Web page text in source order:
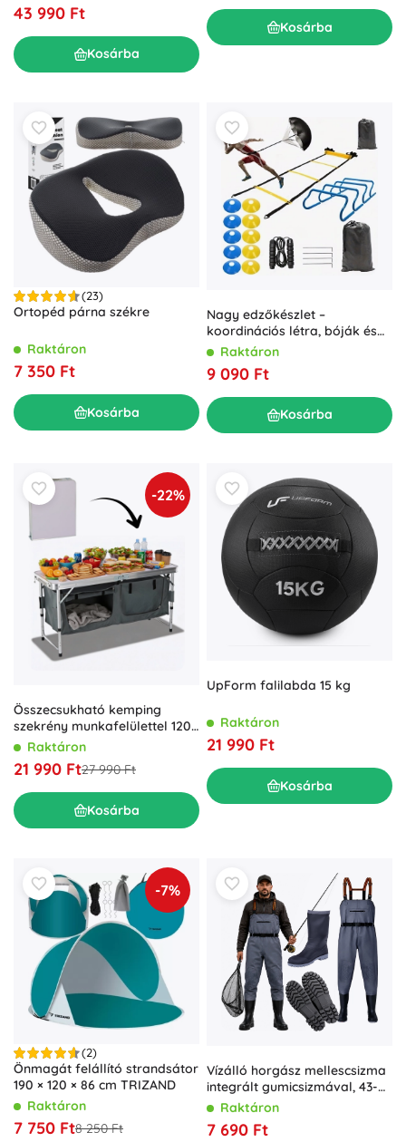
43 990 Ft
Kosárba
Kosárba
(23)
Ortopéd párna székre
Raktáron
7 350 Ft
Kosárba
Nagy edzőkészlet –
koordinációs létra, bóják és
miniakadályok XXL
Raktáron
9 090 Ft
Kosárba
-22%
Összecsukható kemping
szekrény munkafelülettel 120
× 47 × 68 cm
Raktáron
21 990 Ft27 990 Ft
Kosárba
UpForm falilabda 15 kg
Raktáron
21 990 Ft
Kosárba
-7%
(2)
Önmagát felállító strandsátor
190 × 120 × 86 cm TRIZAND
Raktáron
7 750 Ft8 250 Ft
Vízálló horgász mellescsizma
integrált gumicsizmával, 43-as
méret
Raktáron
7 690 Ft